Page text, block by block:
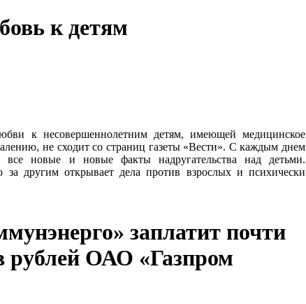
к детям
к несовершеннолетним детям, имеющей медицинское
не сходит со страниц газеты «Вести». С каждым днем
все новые и новые факты надругательства над детьми.
за другим открывает дела против взрослых и психически
заплатит почти
рублей ОАО «Газпром